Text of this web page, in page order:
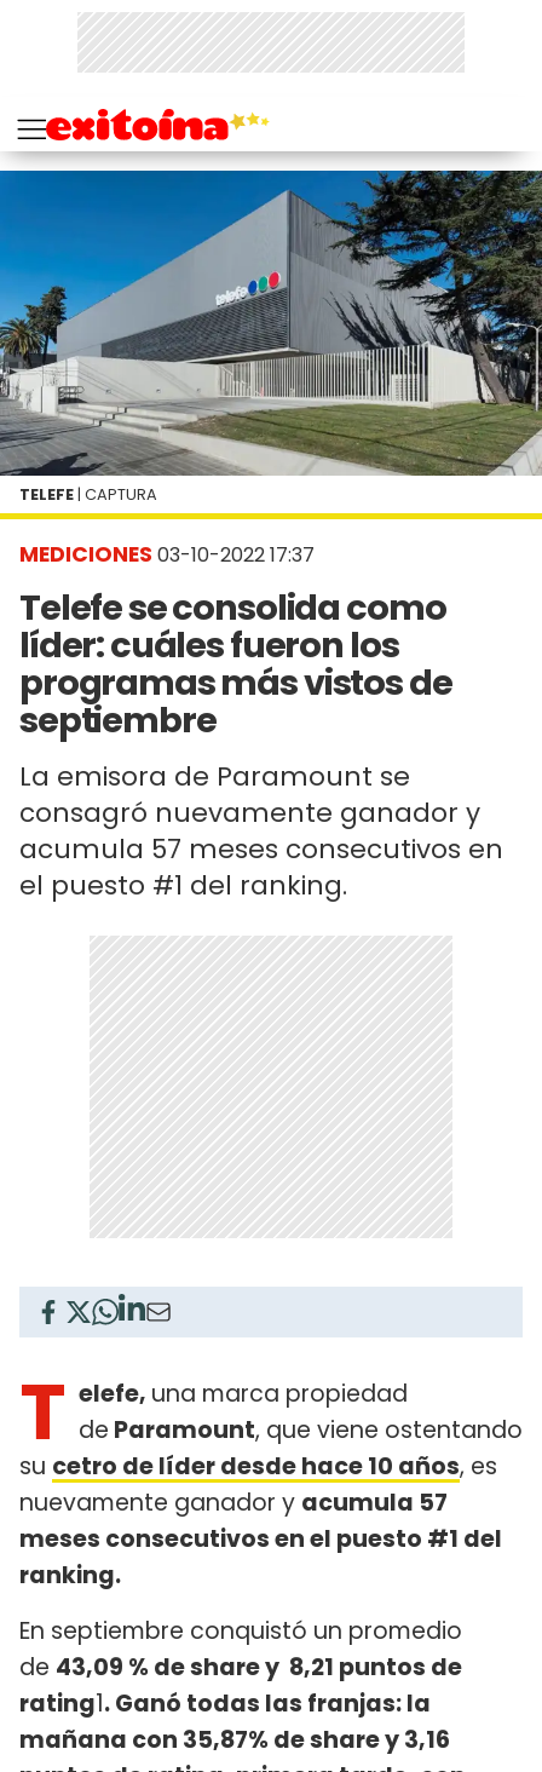
MEDICIONES 03-10-2022 17:37
Telefe se consolida como
líder: cuáles fueron los
programas más vistos de
septiembre
La emisora de Paramount se
consagró nuevamente ganador y
acumula 57 meses consecutivos en
el puesto #1 del ranking.
TELEFE | CAPTURA
T elefe, una marca propiedad
de Paramount, que viene ostentando
su cetro de líder desde hace 10 años, es
nuevamente ganador y acumula 57
meses consecutivos en el puesto #1 del
ranking.
En septiembre conquistó un promedio
de 43,09 % de share y 8,21 puntos de
rating1.Ganó todas las franjas: la
mañana con 35,87% de share y 3,16